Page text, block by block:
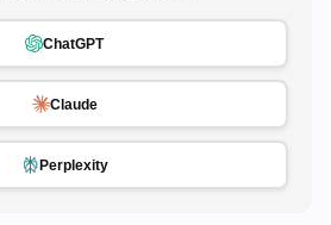
ChatGPT
Claude
Perplexity